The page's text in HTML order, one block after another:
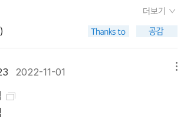
자신의 모든 것을 걸고 살아갔던 하이데거의
과정을 살필 수 있었다는 점에서 좋은 독
는 생각이 들었다.
있다) 나머지 두 권의 소재를 정확히 알지 못
라>는 좀 읽다보니, 역시 허명은 아니었다
<내가 아는 나는 누구인가> 이후에 모든
는데, 정작 작심하고 읽지는 못했다. 강제독
한편 견줄 만한 철학사 책으론 같은 3부작으
경이로운 철학의 역사>를 떠올릴 수 있겠
판단을 앎이라고 말하는 건 전적으로 어리석
테아이테토스, 앎은 지각도, 참된 판단도,
(Platon, BCE 428 ? ~ 348 ?)의 대화편
에서는 제기된 '앎이란 무엇인가?'
에 봉착되고, 소크라테스는 테오도로
만나기로 하는 대화로 마무리된다. 이처럼
더보기
2022-11-01